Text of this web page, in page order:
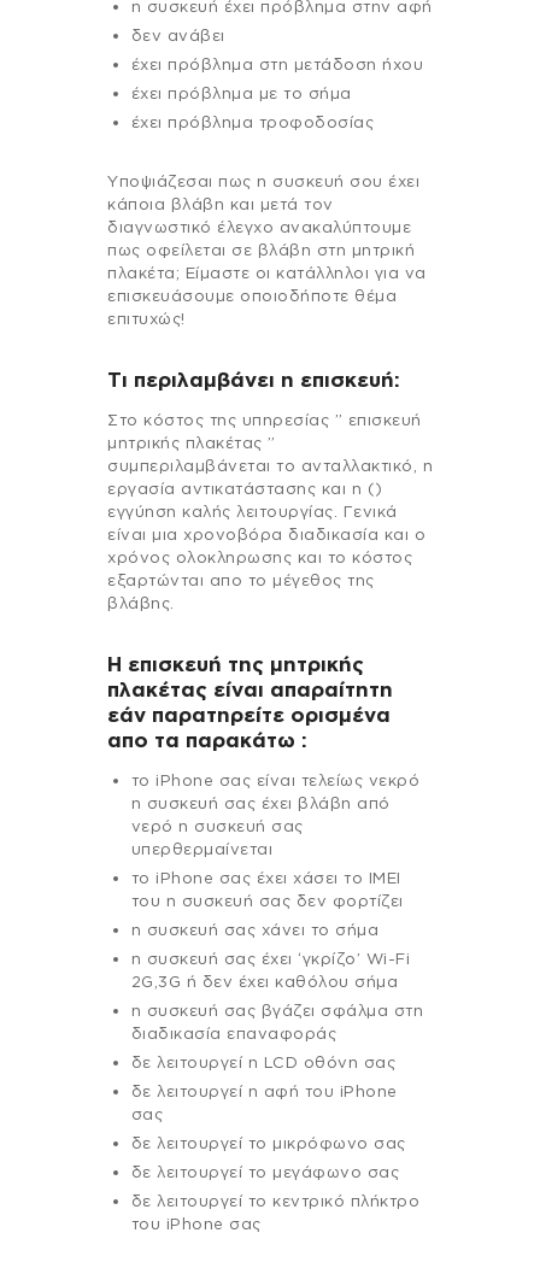
η συσκευή έχει πρόβλημα στην αφή
δεν ανάβει
έχει πρόβλημα στη μετάδοση ήχου
έχει πρόβλημα με το σήμα
έχει πρόβλημα τροφοδοσίας
Υποψιάζεσαι πως η συσκευή σου έχει
κάποια βλάβη και μετά τον
διαγνωστικό έλεγχο ανακαλύπτουμε
πως οφείλεται σε βλάβη στη μητρική
πλακέτα; Είμαστε οι κατάλληλοι για να
επισκευάσουμε οποιοδήποτε θέμα
επιτυχώς!
Τι περιλαμβάνει η επισκευή:
Στo κόστος της υπηρεσίας ” επισκευή
μητρικής πλακέτας ”
συμπεριλαμβάνεται το ανταλλακτικό, η
εργασία αντικατάστασης και η ()
εγγύηση καλής λειτουργίας. Γενικά
είναι μια χρονοβόρα διαδικασία και ο
χρόνος ολοκληρωσης και το κόστος
εξαρτώνται απο το μέγεθος της
βλάβης.
Η επισκευή της μητρικής
πλακέτας είναι απαραίτητη
εάν παρατηρείτε ορισμένα
απο τα παρακάτω :
το iPhone σας είναι τελείως νεκρό
η συσκευή σας έχει βλάβη από
νερό η συσκευή σας
υπερθερμαίνεται
το iPhone σας έχει χάσει το IMEI
του η συσκευή σας δεν φορτίζει
η συσκευή σας χάνει το σήμα
η συσκευή σας έχει ‘γκρίζο’ Wi-Fi
2G,3G ή δεν έχει καθόλου σήμα
η συσκευή σας βγάζει σφάλμα στη
διαδικασία επαναφοράς
δε λειτουργεί η LCD οθόνη σας
δε λειτουργεί η αφή του iPhone
σας
δε λειτουργεί το μικρόφωνο σας
δε λειτουργεί το μεγάφωνο σας
δε λειτουργεί το κεντρικό πλήκτρο
του iPhone σας